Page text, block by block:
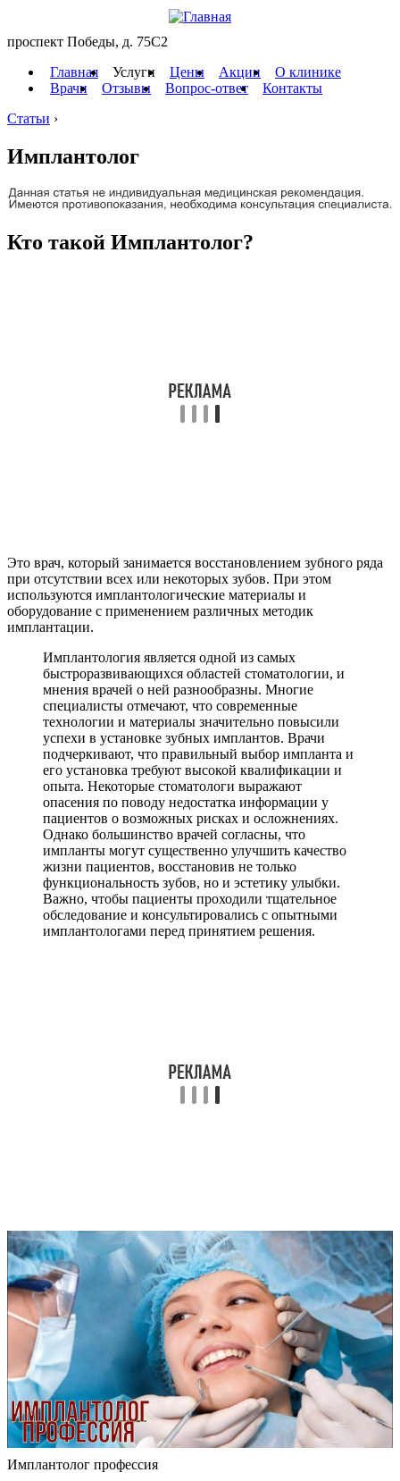
проспект Победы, д. 75C2
Главная
Услуги Цены Акции
О клинике
Врачи
Отзывы Вопрос-ответ
Контакты
Статьи ›
Имплантолог
Кто такой Имплантолог?
Это врач, который занимается восстановлением зубного ряда
при отсутствии всех или некоторых зубов. При этом
используются имплантологические материалы и
оборудование с применением различных методик
имплантации.
Имплантология является одной из самых
быстроразвивающихся областей стоматологии, и
мнения врачей о ней разнообразны. Многие
специалисты отмечают, что современные
технологии и материалы значительно повысили
успехи в установке зубных имплантов. Врачи
подчеркивают, что правильный выбор импланта и
его установка требуют высокой квалификации и
опыта. Некоторые стоматологи выражают
опасения по поводу недостатка информации у
пациентов о возможных рисках и осложнениях.
Однако большинство врачей согласны, что
импланты могут существенно улучшить качество
жизни пациентов, восстановив не только
функциональность зубов, но и эстетику улыбки.
Важно, чтобы пациенты проходили тщательное
обследование и консультировались с опытными
имплантологами перед принятием решения.
Имплантолог профессия